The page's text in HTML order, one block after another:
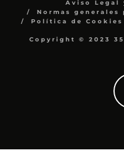
Aviso Legal
Normas
Política de Cookies
Copyright © 2023 35